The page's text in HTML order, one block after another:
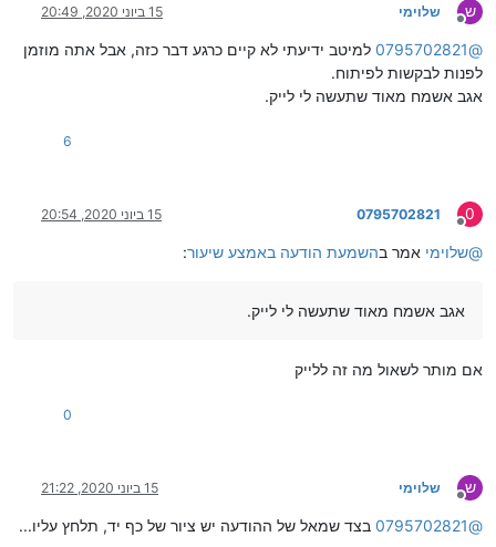
ש
מנותק
שלוימי 15 ביוני 2020, 20:49
@
0795702821 למיטב ידיעתי לא קיים כרגע דבר כזה, אבל אתה מוזמן
לפנות לבקשות לפיתוח.
אגב אשמח מאוד שתעשה לי לייק.
6
0
מנותק
0795702821 15 ביוני 2020, 20:54
@שלוימי אמר בהשמעת הודעה באמצע שיעור:
אגב אשמח מאוד שתעשה לי לייק.
אם מותר לשאול מה זה ללייק
0
ש
מנותק
שלוימי 15 ביוני 2020, 21:22
@
0795702821 בצד שמאל של ההודעה יש ציור של כף יד, תלחץ עליו...